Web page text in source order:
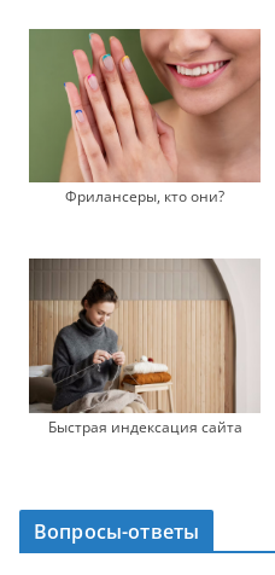
Фрилансеры, кто они?
Быстрая индексация сайта
Вопросы-ответы